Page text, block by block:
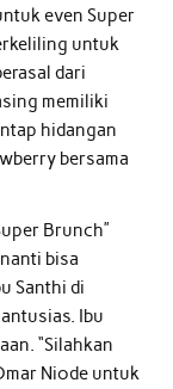
even Super
untuk
dari
memiliki
hidangan
bersama
Brunch”
bisa
Santhi di
Ibu
“Silahkan
Niode untuk